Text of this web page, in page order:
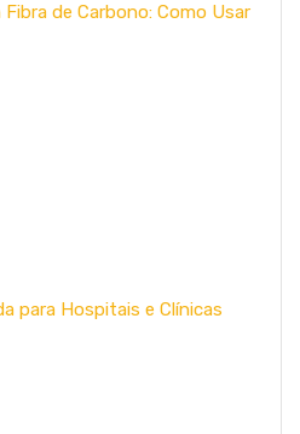
de Carbono: Como Usar
para Hospitais e Clínicas